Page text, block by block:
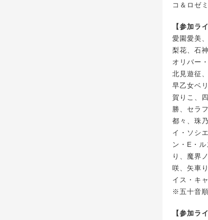
コ＆ロゼ
【参加ラ
愛園愛美
梨花、石
オリバー
北見遊征
早乙女ベ
賀りこ、
勝、セラ
都々、珠
イ・ソシ
ン・E・
り、魔界
咲、矢車
イス・キ
※五十音順
【参加ラ